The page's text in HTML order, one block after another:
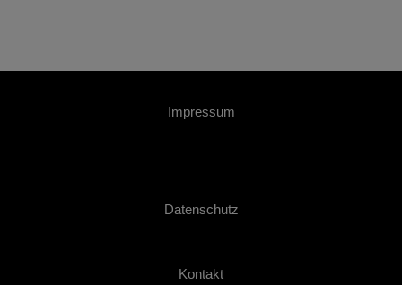
Impressum
Datenschutz
Kontakt